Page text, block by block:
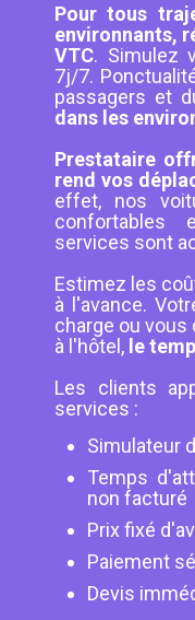
Pour tous
environnants,
VTC. Simulez
7j/7.
passagers et
dans les
Prestataire
rend vos
effet, nos
confortables
services sont
Estimez les
à l'avance.
charge ou vous
à l'hôtel, le
Les clients
services :
Simulateur
Temps
non facturé
Prix fixé
Paiement
Devis